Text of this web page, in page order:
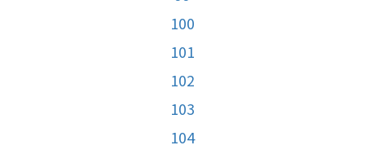
100
101
102
103
104